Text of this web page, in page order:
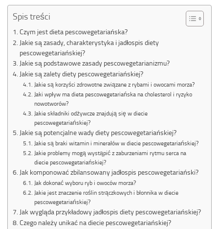
Spis treści
Czym jest dieta pescowegetariańska?
Jakie są zasady, charakterystyka i jadłospis diety
pescowegetariańskiej?
Jakie są podstawowe zasady pescowegetarianizmu?
Jakie są zalety diety pescowegetariańskiej?
Jakie są korzyści zdrowotne związane z rybami i owocami morza?
Jaki wpływ ma dieta pescowegetariańska na cholesterol i ryzyko
nowotworów?
Jakie składniki odżywcze znajdują się w diecie
pescowegetariańskiej?
Jakie są potencjalne wady diety pescowegetariańskiej?
Jakie są braki witamin i minerałów w diecie pescowegetariańskiej?
Jakie problemy mogą wystąpić z zaburzeniami rytmu serca na
diecie pescowegetariańskiej?
Jak komponować zbilansowany jadłospis pescowegetariański?
Jak dokonać wyboru ryb i owoców morza?
Jakie jest znaczenie roślin strączkowych i błonnika w diecie
pescowegetariańskiej?
Jak wygląda przykładowy jadłospis diety pescowegetariańskiej?
Czego należy unikać na diecie pescowegetariańskiej?